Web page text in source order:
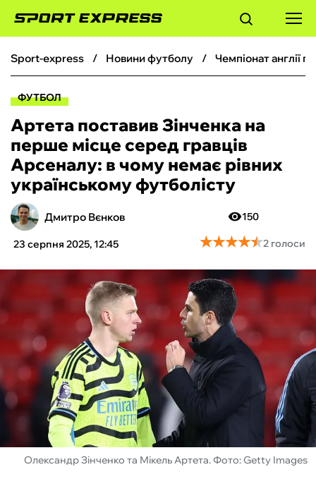
ФУТБОЛ
БОКС
ХОКЕЙ
ТЕНІС
КІБЕРСПОРТ
ФУТЗАЛ
ІНШІ
БУКМЕКЕРИ
sport-express новини футболу чемпіонат англії
ФУТБОЛ
Артета поставив Зінченка на
перше місце серед гравців
Арсеналу: в чому немає рівних
українському футболісту
Дмитро Вєнков
23 серпня 2025, 12:45
150
★★★★★
★★★★★2 голоси
Олександр Зінченко та Мікель Артета. Фото: Getty Images